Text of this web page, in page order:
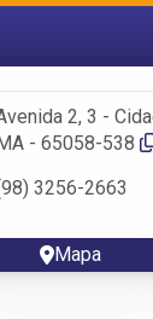
Fazer login
conta
2, 3 -
- 65058-538
3256-2663
Mapa